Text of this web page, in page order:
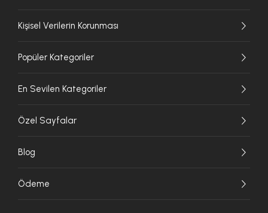
Kişisel Verilerin Korunması
Popüler Kategoriler
En Sevilen Kategoriler
Özel Sayfalar
Blog
Ödeme